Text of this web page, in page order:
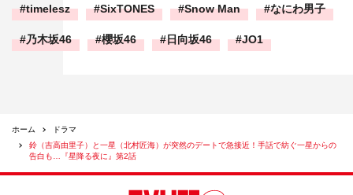
timelesz SixTONES Snow Man なにわ男子
乃木坂46 櫻坂46 日向坂46 JO1
ホーム
ドラマ
鈴（吉高由里子）と一星（北村匠海）が突然のデートで急接近！手話で紡ぐ一星からの
告白も…『星降る夜に』第2話